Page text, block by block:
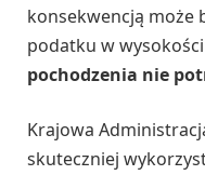
konsekwencją może
podatku w
pochodzenia nie
Krajowa
skuteczniej